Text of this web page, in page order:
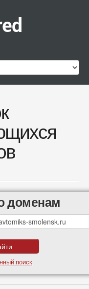
доменам
поиск